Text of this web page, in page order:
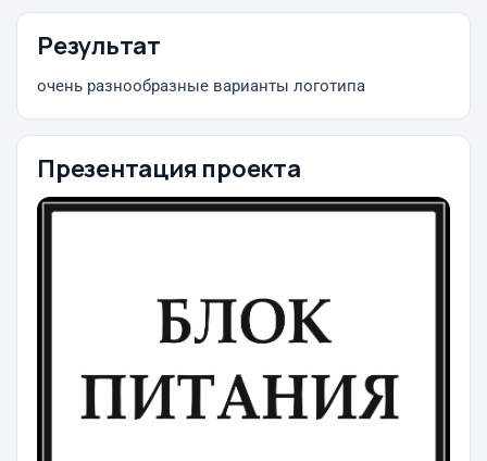
Результат
очень разнообразные варианты логотипа
Презентация проекта